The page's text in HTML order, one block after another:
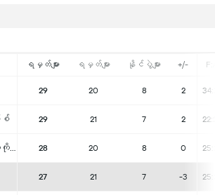
ရမှတ်များ ရမှတ်များ နိုင်ပွဲများ +/-
29 20 8 2
စ် 29 21 7 2
အက်သလက်တီကို မိနဲရိုး 28 20 8 0
27 21 7 -3